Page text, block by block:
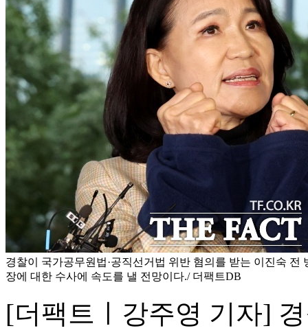
경찰이 국가공무원법·공직선거법 위반 혐의를 받는 이진숙 전
장에 대한 수사에 속도를 낼 전망이다./ 더팩트DB
[더팩트ㅣ강주영 기자]